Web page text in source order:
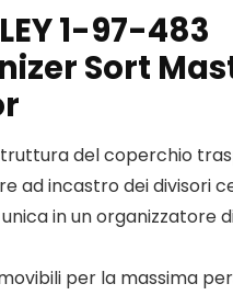
1-97-483
Sort
del coperchio
ad incastro dei divisori
in un organizzatore
per la massima